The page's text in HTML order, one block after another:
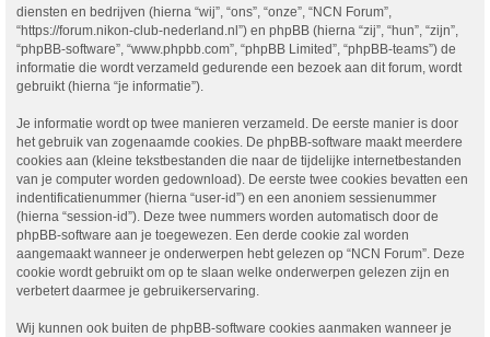
diensten en bedrijven (hierna “wij”, “ons”, “onze”, “NCN Forum”,
“https://forum.nikon-club-nederland.nl”) en phpBB (hierna “zij”, “hun”, “zijn”,
“phpBB-software”, “www.phpbb.com”, “phpBB Limited”, “phpBB-teams”) de
informatie die wordt verzameld gedurende een bezoek aan dit forum, wordt
gebruikt (hierna “je informatie”).
Je informatie wordt op twee manieren verzameld. De eerste manier is door
het gebruik van zogenaamde cookies. De phpBB-software maakt meerdere
cookies aan (kleine tekstbestanden die naar de tijdelijke internetbestanden
van je computer worden gedownload). De eerste twee cookies bevatten een
indentificatienummer (hierna “user-id”) en een anoniem sessienummer
(hierna “session-id”). Deze twee nummers worden automatisch door de
phpBB-software aan je toegewezen. Een derde cookie zal worden
aangemaakt wanneer je onderwerpen hebt gelezen op “NCN Forum”. Deze
cookie wordt gebruikt om op te slaan welke onderwerpen gelezen zijn en
verbetert daarmee je gebruikerservaring.
Wij kunnen ook buiten de phpBB-software cookies aanmaken wanneer je